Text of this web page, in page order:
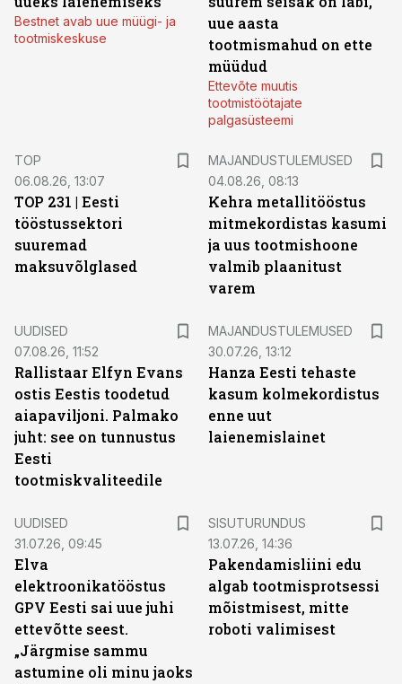
Bestnet avab uue müügi- ja
tootmiskeskuse
uue aasta
tootmismahud on ette
müüdud
Ettevõte muutis
tootmistöötajate
palgasüsteemi
TOP
06.08.26, 13:07
TOP 231 | Eesti
tööstussektori
suuremad
maksuvõlglased
MAJANDUSTULEMUSED
04.08.26, 08:13
Kehra metallitööstus
mitmekordistas kasumi
ja uus tootmishoone
valmib plaanitust
varem
UUDISED
07.08.26, 11:52
Rallistaar Elfyn Evans
ostis Eestis toodetud
aiapaviljoni. Palmako
juht: see on tunnustus
Eesti
tootmiskvaliteedile
MAJANDUSTULEMUSED
30.07.26, 13:12
Hanza Eesti tehaste
kasum kolmekordistus
enne uut
laienemislainet
UUDISED
31.07.26, 09:45
Elva
elektroonikatööstus
GPV Eesti sai uue juhi
ettevõtte seest.
„Järgmise sammu
astumine oli minu jaoks
SISUTURUNDUS
13.07.26, 14:36
Pakendamisliini edu
algab tootmisprotsessi
mõistmisest, mitte
roboti valimisest